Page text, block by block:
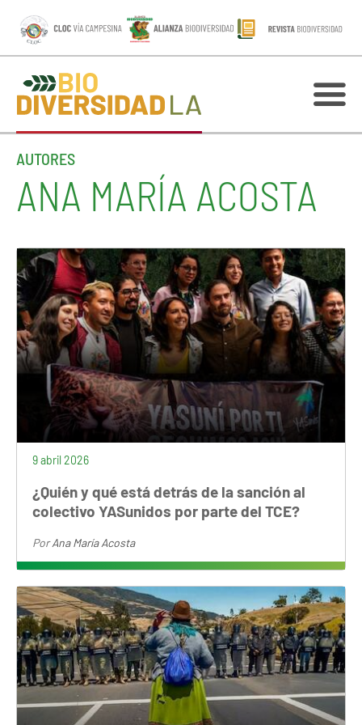
AUTORES
ANA MARÍA ACOSTA
9 abril 2026
¿Quién y qué está detrás de la sanción al
colectivo YASunidos por parte del TCE?
PorAna María Acosta